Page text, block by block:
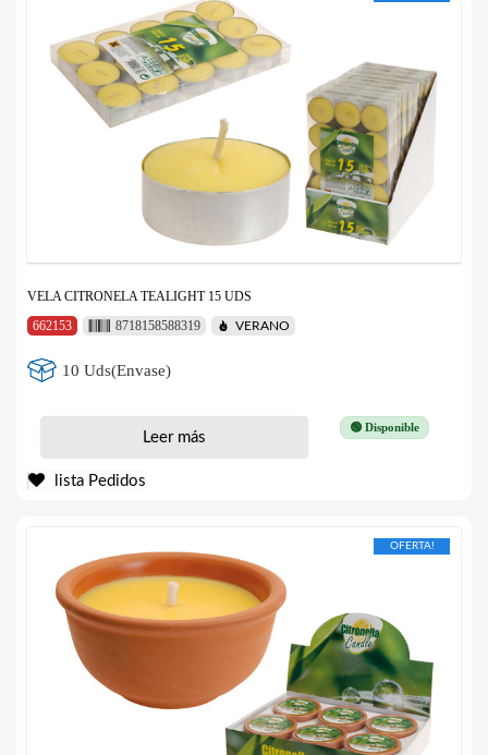
VELA CITRONELA TEALIGHT 15 UDS
662153
8718158588319 VERANO
10 Uds(Envase)
🟢 Disponible
Leer más
lista Pedidos
OFERTA!